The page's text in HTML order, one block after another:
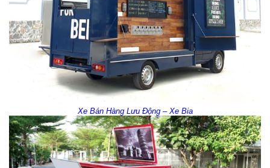
Xe Bán Hàng Lưu Động – Xe Bia